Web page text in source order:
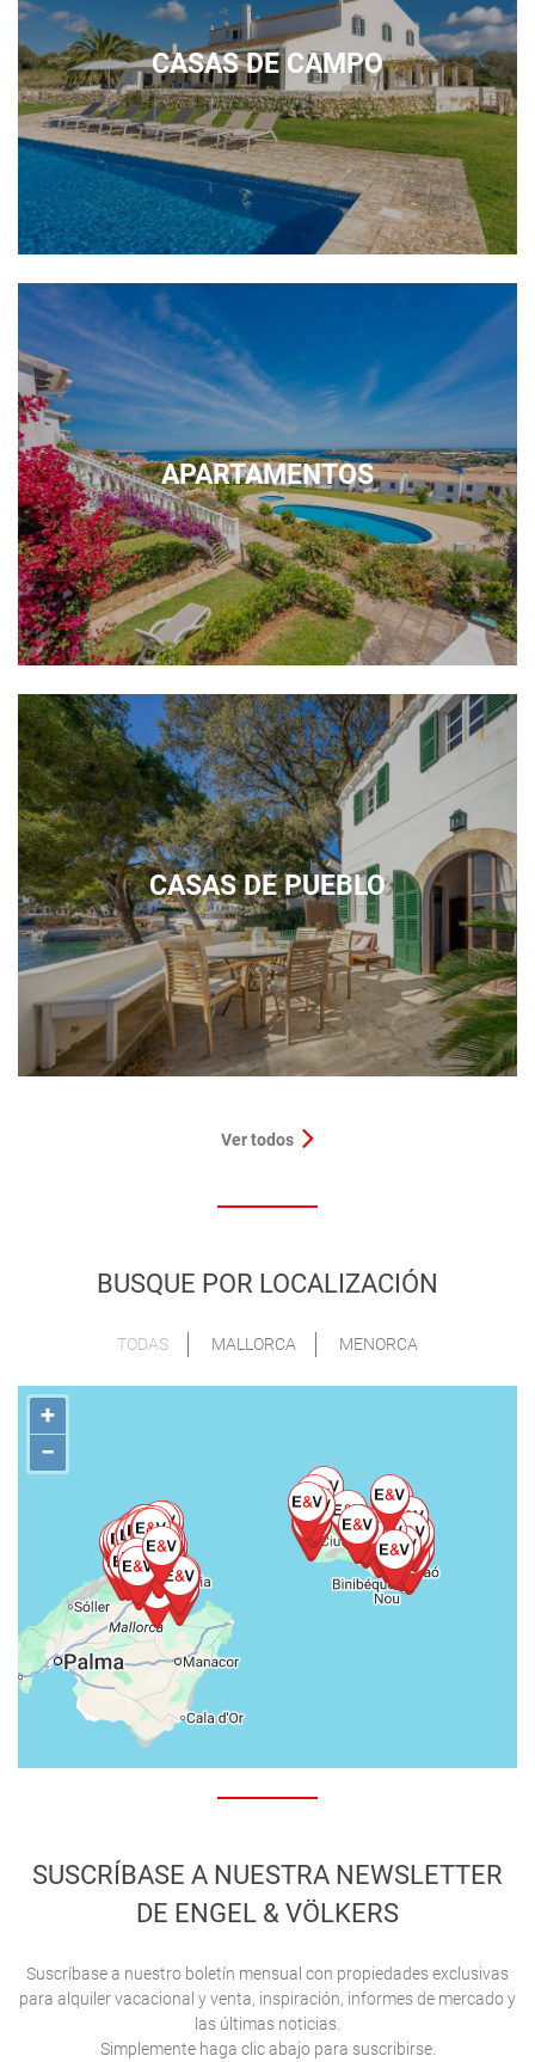
CASAS DE CAMPO
APARTAMENTOS
CASAS DE PUEBLO
Ver todos
BUSQUE POR LOCALIZACIÓN
TODAS MALLORCA MENORCA
+
−
SUSCRÍBASE A NUESTRA NEWSLETTER
DE ENGEL & VÖLKERS
Suscríbase a nuestro boletín mensual con propiedades exclusivas
para alquiler vacacional y venta, inspiración, informes de mercado y
las últimas noticias.
Simplemente haga clic abajo para suscribirse.